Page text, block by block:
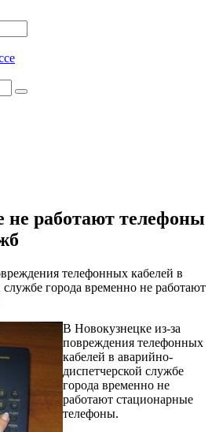
не работают телефоны
телефонных кабелей в
города временно не работают
В Новокузнецке из-за
повреждения телефонных
кабелей в аварийно-
диспетчерской службе
города временно не
работают стационарные
телефоны.